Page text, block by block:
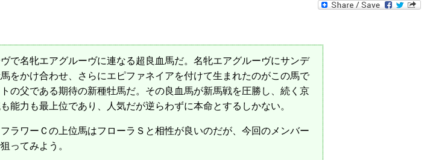
で名牝エアグルーヴに連なる超良血馬だ。名牝エアグルーヴにサンデ
をかけ合わせ、さらにエピファネイアを付けて生まれたのがこの馬で
の父である期待の新種牡馬だ。その良血馬が新馬戦を圧勝し、続く京
力も最上位であり、人気だが逆らわずに本命とするしかない。
ラワーＣの上位馬はフローラＳと相性が良いのだが、今回のメンバー
ってみよう。